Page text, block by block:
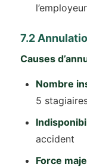
l’employeur
7.2
Causes
Nombre
5
accident
Force